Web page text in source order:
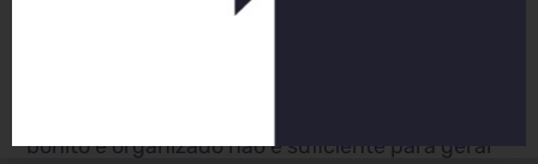
bonito e organizado não é suficiente para gerar